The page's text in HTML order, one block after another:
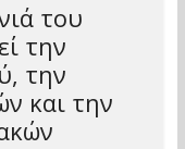
του
την
την
και την